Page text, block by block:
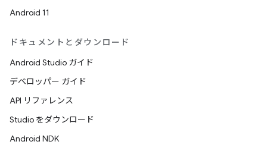
Android 11
ドキュメントとダウンロード
Android Studio ガイド
デベロッパー ガイド
API リファレンス
Studio をダウンロード
Android NDK